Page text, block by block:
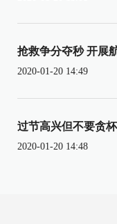
抢救争分夺秒 开展
2020-01-20 14:49
过节高兴但不要贪
2020-01-20 14:48